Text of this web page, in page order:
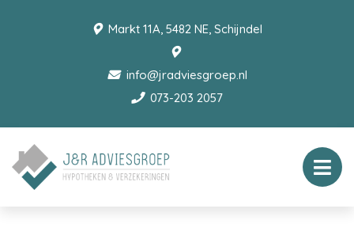
Markt 11A, 5482 NE, Schijndel
info@jradviesgroep.nl
073-203 2057